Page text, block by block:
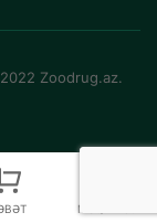
Zoodrug.az.
MÜQAYISƏ